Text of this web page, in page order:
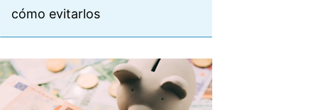
cómo evitarlos